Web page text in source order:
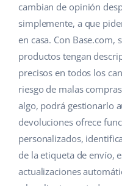
cambian de opinión
simplemente, a que
en casa. Con Base.com,
productos tengan
precisos en todos los
riesgo de malas
algo, podrá gestionarlo
devoluciones ofrece
personalizados,
de la etiqueta de envío,
actualizaciones